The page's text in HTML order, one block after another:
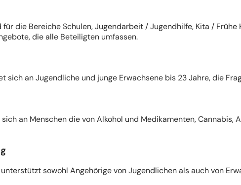
für die Bereiche Schulen, Jugendarbeit / Jugendhilfe, Kita /
die alle Beteiligten umfassen.
sich an Jugendliche und junge Erwachsene bis 23 Jahre, die
an Menschen die von Alkohol und Medikamenten,
sowohl Angehörige von Jugendlichen als auch von